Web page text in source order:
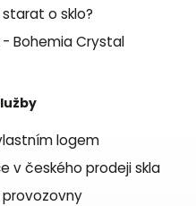
o sklo?
Bohemia Crystal
logem
v českého prodeji skla